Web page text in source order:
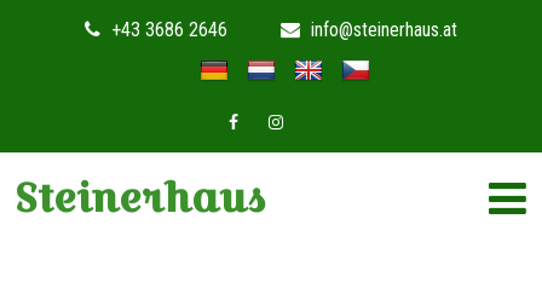
+43 3686 2646 info@steinerhaus.at
Steinerhaus